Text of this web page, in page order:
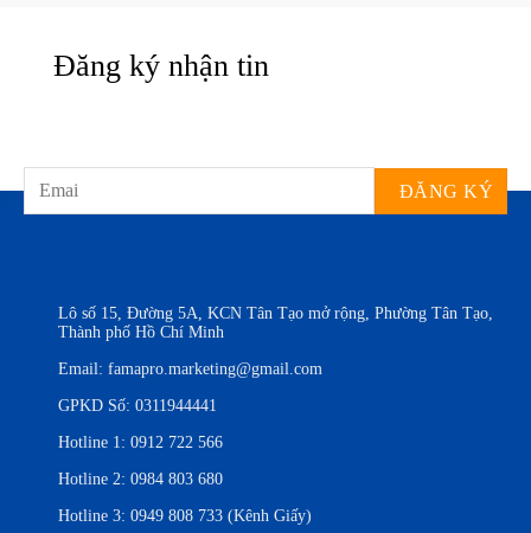
Đăng ký nhận tin
Lô số 15, Đường 5A, KCN Tân Tạo mở rộng, Phường Tân Tạo,
Thành phố Hồ Chí Minh
Email: famapro.marketing@gmail.com
GPKD Số: 0311944441
Hotline 1: 0912 722 566
Hotline 2: 0984 803 680
Hotline 3: 0949 808 733 (Kênh Giấy)